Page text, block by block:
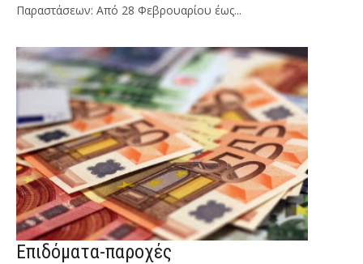
Παραστάσεων: Από 28 Φεβρουαρίου έως...
Επιδόματα-παροχές